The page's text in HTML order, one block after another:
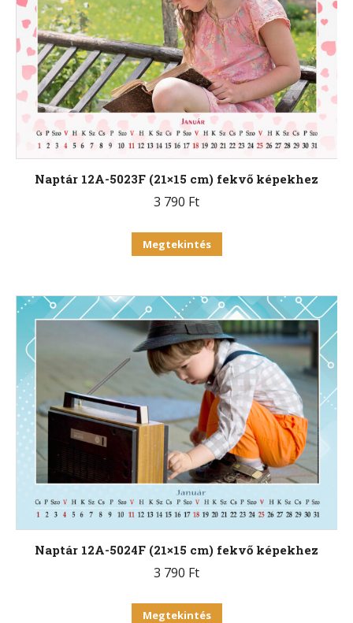
változatok
a
termékoldalon
választhatók
ki
Naptár 12A-5023F (21×15 cm) fekvő képekhez
3 790 Ft
Megtekintés
több
variációja
van.
A
változatok
a
termékoldalon
választhatók
ki
Naptár 12A-5024F (21×15 cm) fekvő képekhez
3 790 Ft
Megtekintés